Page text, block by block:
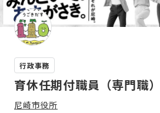
行政事務
育休任期付職員（専門職
尼崎市役所